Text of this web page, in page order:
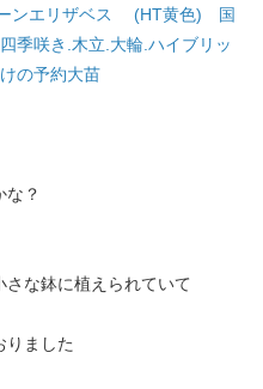
ンエリザベス (HT黄色) 国
き.木立.大輪.ハイブリッ
の予約大苗
な？
な鉢に植えられていて
りました